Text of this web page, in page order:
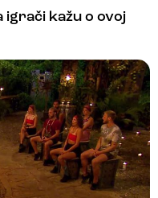
igrači kažu o ovoj